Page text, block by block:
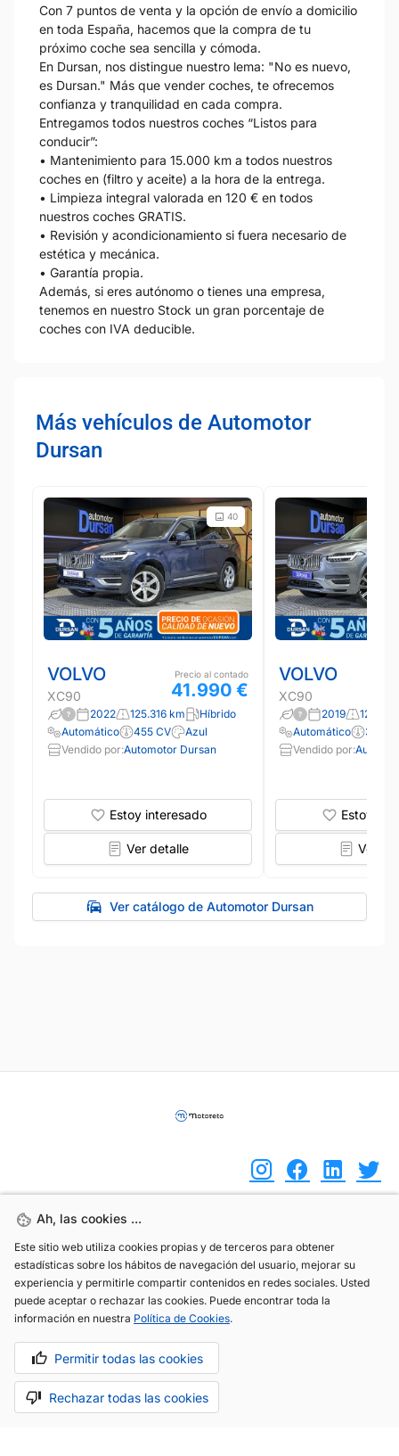
Con 7 puntos de venta y la opción de envío a domicilio
en toda España, hacemos que la compra de tu
próximo coche sea sencilla y cómoda.
En Dursan, nos distingue nuestro lema: "No es nuevo,
es Dursan." Más que vender coches, te ofrecemos
confianza y tranquilidad en cada compra.
Entregamos todos nuestros coches “Listos para
conducir”:
• Mantenimiento para 15.000 km a todos nuestros
coches en (filtro y aceite) a la hora de la entrega.
• Limpieza integral valorada en 120 € en todos
nuestros coches GRATIS.
• Revisión y acondicionamiento si fuera necesario de
estética y mecánica.
• Garantía propia.
Además, si eres autónomo o tienes una empresa,
tenemos en nuestro Stock un gran porcentaje de
coches con IVA deducible.
Más vehículos de Automotor
Dursan
40
VOLVO
XC90
Precio al contado
41.990 €
2022 125.316 km
Híbrido
Automático
455 CV
Azul
Vendido por:Automotor Dursan
Estoy interesado
Ver detalle
VOLVO
XC90
2019
Automático
390
Vendido por:
Estoy
Ver
Ver catálogo de Automotor Dursan
Ah, las cookies ...
Este sitio web utiliza cookies propias y de terceros para obtener
estadísticas sobre los hábitos de navegación del usuario, mejorar su
experiencia y permitirle compartir contenidos en redes sociales. Usted
puede aceptar o rechazar las cookies. Puede encontrar toda la
información en nuestra Política de Cookies.
Permitir todas las cookies
Rechazar todas las cookies
Ah, las cookies ...
Este sitio web utiliza cookies propias y de terceros para obtener
estadísticas sobre los hábitos de navegación del usuario, mejorar su
experiencia y permitirle compartir contenidos en redes sociales. Usted
puede aceptar o rechazar las cookies. Puede encontrar toda la
información en nuestra Política de Cookies.
Permitir todas las cookies
Rechazar todas las cookies
info@motoreto.com
Aviso legal